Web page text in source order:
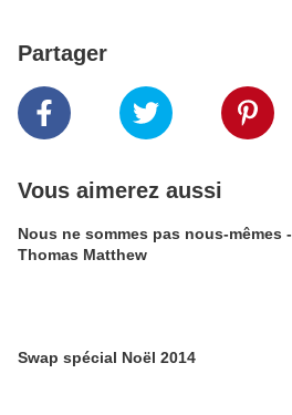
Partager
Vous aimerez aussi
Nous ne sommes pas nous-mêmes -
Thomas Matthew
Swap spécial Noël 2014